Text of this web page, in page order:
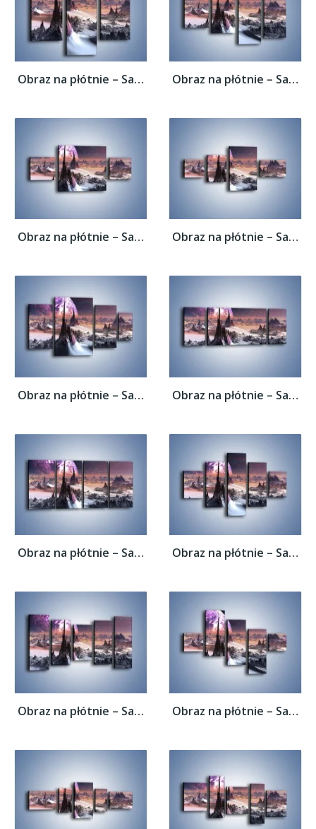
Obraz na płótnie – Samotność przy... Obraz na płótnie – Samotność przy...
Obraz na płótnie – Samotność przy... Obraz na płótnie – Samotność przy...
Obraz na płótnie – Samotność przy... Obraz na płótnie – Samotność przy...
Obraz na płótnie – Samotność przy... Obraz na płótnie – Samotność przy...
Obraz na płótnie – Samotność przy... Obraz na płótnie – Samotność przy...